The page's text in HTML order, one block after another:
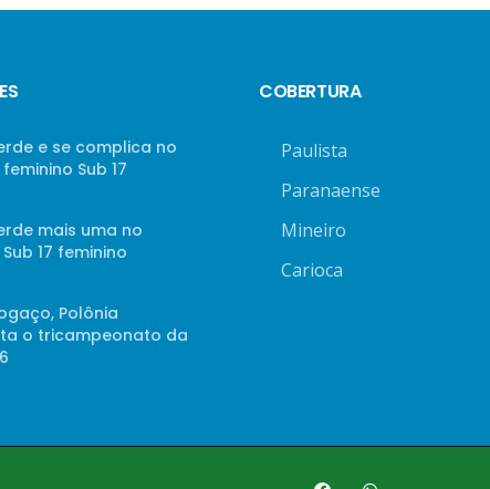
e se complica no
Sub 17
mais uma no
17 feminino
Polônia
o tricampeonato da
COBERTURA
Paulista
Paranaense
Mineiro
Carioca